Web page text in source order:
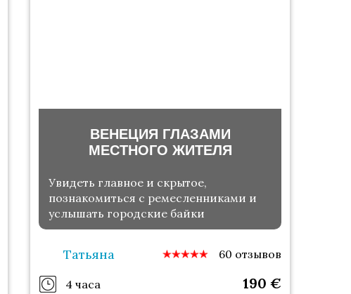
ВЕНЕЦИЯ ГЛАЗАМИ
МЕСТНОГО ЖИТЕЛЯ
Увидеть главное и скрытое,
познакомиться с ремесленниками и
услышать городские байки
Татьяна 60 отзывов
4 часа 190 €